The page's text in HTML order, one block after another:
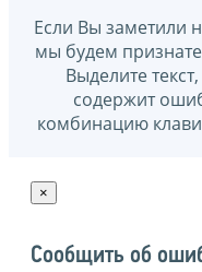
Если Вы заметили
мы будем
Выделите
содержит
комбинацию
×
Сообщить об